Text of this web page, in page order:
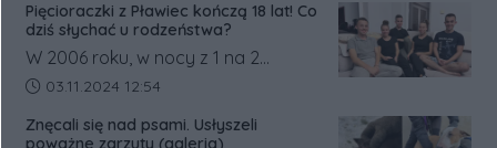
Pięcioraczki z Pławiec kończą 18 lat! Co
dziś słychać u rodzeństwa?
W 2006 roku, w nocy z 1 na 2
listopada, w Pławcach w powiecie
pięcioraczki.
Data dodania artykułu:
03.11.2024 12:54
Znęcali się nad psami. Usłyszeli
poważne zarzuty (galeria)